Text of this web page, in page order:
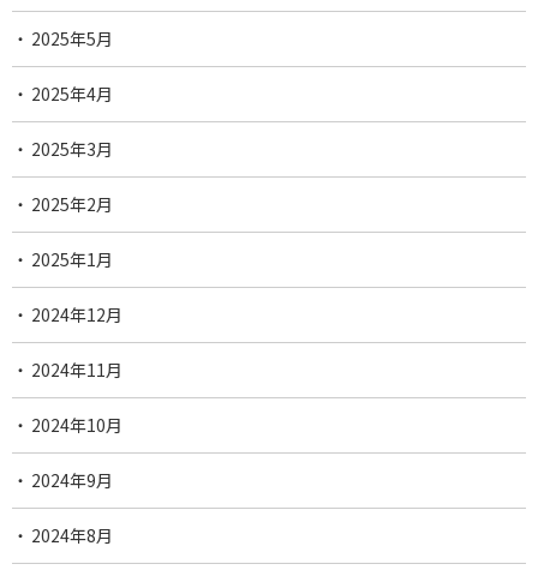
2025年5月
2025年4月
2025年3月
2025年2月
2025年1月
2024年12月
2024年11月
2024年10月
2024年9月
2024年8月